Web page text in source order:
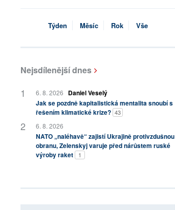
Týden Měsíc Rok Vše
Nejsdílenější dnes
6. 8. 2026
Daniel Veselý
Jak se pozdně kapitalistická mentalita snoubí s
řešením klimatické krize? 43
6. 8. 2026
NATO „naléhavě“ zajistí Ukrajině protivzdušnou
obranu, Zelenskyj varuje před nárůstem ruské
výroby raket
1